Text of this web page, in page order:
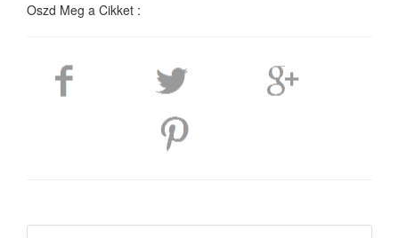
Oszd Meg a Cikket :